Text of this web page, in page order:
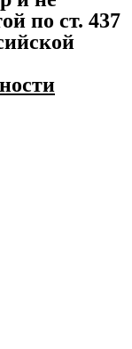
по ст. 437